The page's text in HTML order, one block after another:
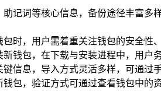
记词等核心信息，备份途径丰富
时，用户需着重关注钱包的安全性
新钱包，在下载与安装进程中，用户
信息，导入方式灵活多样，可通过
包，验证方式可通过查看钱包中的